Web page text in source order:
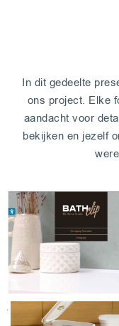
In dit gedeelte
ons project. Elke
aandacht voor
bekijken en jezelf